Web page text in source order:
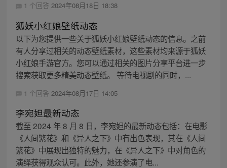
1 个回答 2024年08月18日 18:38
狐妖小红娘壁纸动态
以下为您提供一些关于狐妖小红娘壁纸动态的信息。之前
有人分享过相关的动态壁纸素材，这些素材均来源于狐妖
小红娘手游官方。您可以通过相关的图片分享平台进一步
搜索获取更多精美动态壁纸。 等待电视剧的同时，...
1 个回答 2024年08月17日 14:05
李宛妲最新动态
截至 2024 年 8 月 8 日，李宛妲的最新动态包括：在电影
《人间繁花》和《异人之下》中有出色表现，其在《人间
繁花》中展现出独特的魅力，在《异人之下》中对角色的
演绎获得观众认可。此外，她还参演了电...